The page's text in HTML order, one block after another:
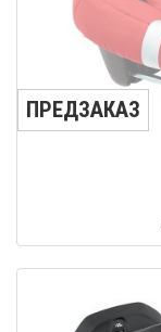
ПРЕДЗАКАЗ